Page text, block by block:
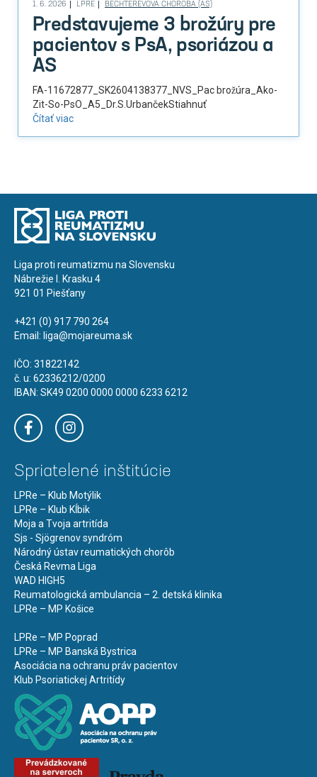
1. 6. 2026 LPRE BECHTEREVOVA CHOROBA (AS)
Predstavujeme 3 brožúry pre
pacientov s PsA, psoriázou a
AS
FA-11672877_SK2604138377_NVS_Pac brožúra_Ako-
Zit-So-PsO_A5_Dr.S.UrbančekStiahnuť
Čítať viac
Liga proti reumatizmu na Slovensku
Nábrežie I. Krasku 4
921 01 Piešťany
+421 (0) 917 790 264
Email: liga@mojareuma.sk
IČO: 31822142
č. u: 62336212/0200
IBAN: SK49 0200 0000 0000 6233 6212
Spriatelené inštitúcie
LPRe – Klub Motýlik
LPRe – Klub Kĺbik
Moja a Tvoja artritída
Sjs - Sjögrenov syndróm
Národný ústav reumatických chorôb
Česká Revma Liga
WAD HIGH5
Reumatologická ambulancia – 2. detská klinika
LPRe – MP Košice
LPRe – MP Poprad
LPRe – MP Banská Bystrica
Asociácia na ochranu práv pacientov
Klub Psoriatickej Artritídy